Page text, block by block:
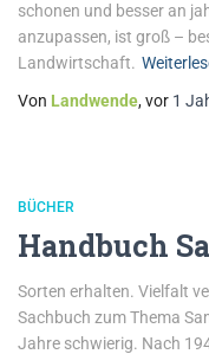
schonen und besser an
anzupassen, ist groß –
Landwirtschaft.
Von Landwende, vor 1
BÜCHER
Handbuch
Sorten erhalten. Vielfalt
Sachbuch zum Thema
Jahre schwierig. Nach